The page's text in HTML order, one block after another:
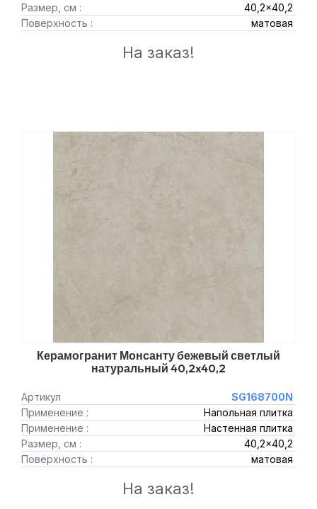
Размер, см :
40,2x40,2
Поверхность :
матовая
На заказ!
Керамогранит Монсанту бежевый светлый
натуральный 40,2x40,2
Артикул
SG168700N
Применение :
Напольная плитка
Применение :
Настенная плитка
Размер, см :
40,2x40,2
Поверхность :
матовая
На заказ!